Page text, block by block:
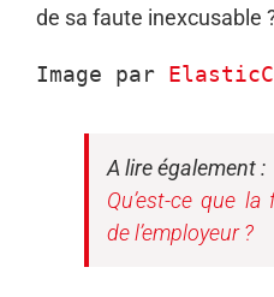
de sa faute inexcusable
Image par
A lire également :
Qu’est-ce que
de l’employeur ?